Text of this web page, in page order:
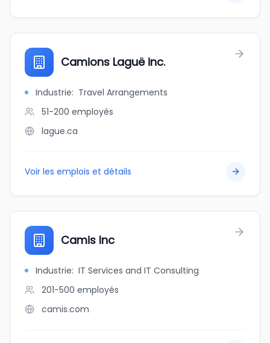
Camions Laguë inc.
Industrie: Travel Arrangements
51-200 employés
lague.ca
Voir les emplois et détails
Camis Inc
Industrie: IT Services and IT Consulting
201-500 employés
camis.com